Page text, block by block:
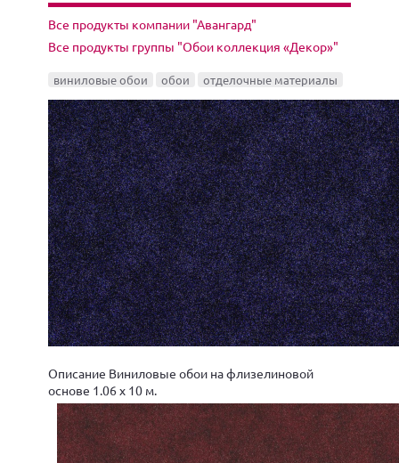
Все продукты компании "Авангард"
Все продукты группы "Обои коллекция «Декор»"
виниловые обои обои отделочные материалы
Описание Виниловые обои на флизелиновой
основе 1.06 х 10 м.